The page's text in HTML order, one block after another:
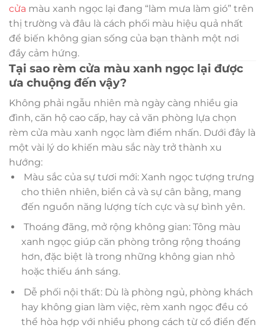
cửa màu xanh ngọc lại đang “làm mưa làm gió” trên
thị trường và đâu là cách phối màu hiệu quả nhất
để biến không gian sống của bạn thành một nơi
đầy cảm hứng.
Tại sao rèm cửa màu xanh ngọc lại được
ưa chuộng đến vậy?
Không phải ngẫu nhiên mà ngày càng nhiều gia
đình, căn hộ cao cấp, hay cả văn phòng lựa chọn
rèm cửa màu xanh ngọc làm điểm nhấn. Dưới đây là
một vài lý do khiến màu sắc này trở thành xu
hướng:
Màu sắc của sự tươi mới: Xanh ngọc tượng trưng
cho thiên nhiên, biển cả và sự cân bằng, mang
đến nguồn năng lượng tích cực và sự bình yên.
Thoáng đãng, mở rộng không gian: Tông màu
xanh ngọc giúp căn phòng trông rộng thoáng
hơn, đặc biệt là trong những không gian nhỏ
hoặc thiếu ánh sáng.
Dễ phối nội thất: Dù là phòng ngủ, phòng khách
hay không gian làm việc, rèm xanh ngọc đều có
thể hòa hợp với nhiều phong cách từ cổ điển đến